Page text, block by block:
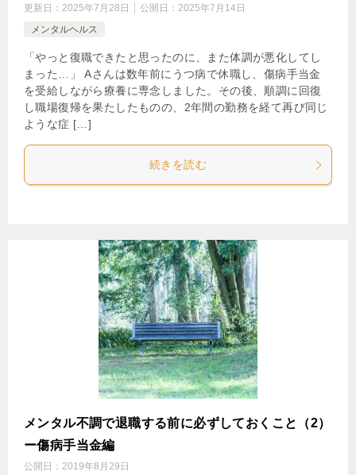
更新日： 2025年7月28日 公開日： 2025年7月14日
メンタルヘルス
「やっと復職できたと思ったのに、また体調が悪化してし
まった…」 Aさんは数年前にうつ病で休職し、傷病手当金
を受給しながら療養に専念しました。その後、順調に回復
し職場復帰を果たしたものの、2年間の勤務を経て再び同じ
ような症 […]
続きを読む
メンタル不調で退職する前に必ずしておくこと（2）
ー傷病手当金編
公開日： 2019年8月29日